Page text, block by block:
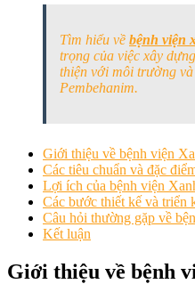
Tìm hiểu về bệnh viện
trọng của việc xây
thiện với môi trường
Pembehanim.
Giới thiệu về bệnh viện
Các tiêu chuẩn và đặc
Lợi ích của bệnh viện
Các bước thiết kế và triển
Câu hỏi thường gặp về
Kết luận
Giới thiệu về bệnh